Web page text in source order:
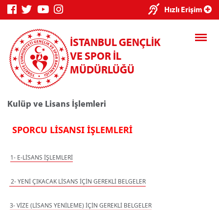
Hızlı Erişim
İSTANBUL GENÇLİK
VE SPOR İL
MÜDÜRLÜĞÜ
Kulüp ve Lisans İşlemleri
SPORCU LİSANSI İŞLEMLERİ
1- E-LİSANS İŞLEMLERİ
2- YENİ ÇIKACAK LİSANS İÇİN GEREKLİ BELGELER
3- VİZE (LİSANS YENİLEME) İÇİN GEREKLİ BELGELER
Kredi/Yurt E-Ödeme